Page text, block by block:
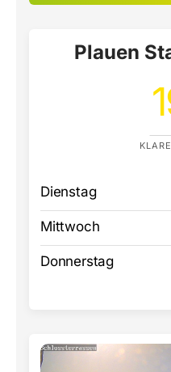
Plauen
Dienstag
Mittwoch
Donnerstag